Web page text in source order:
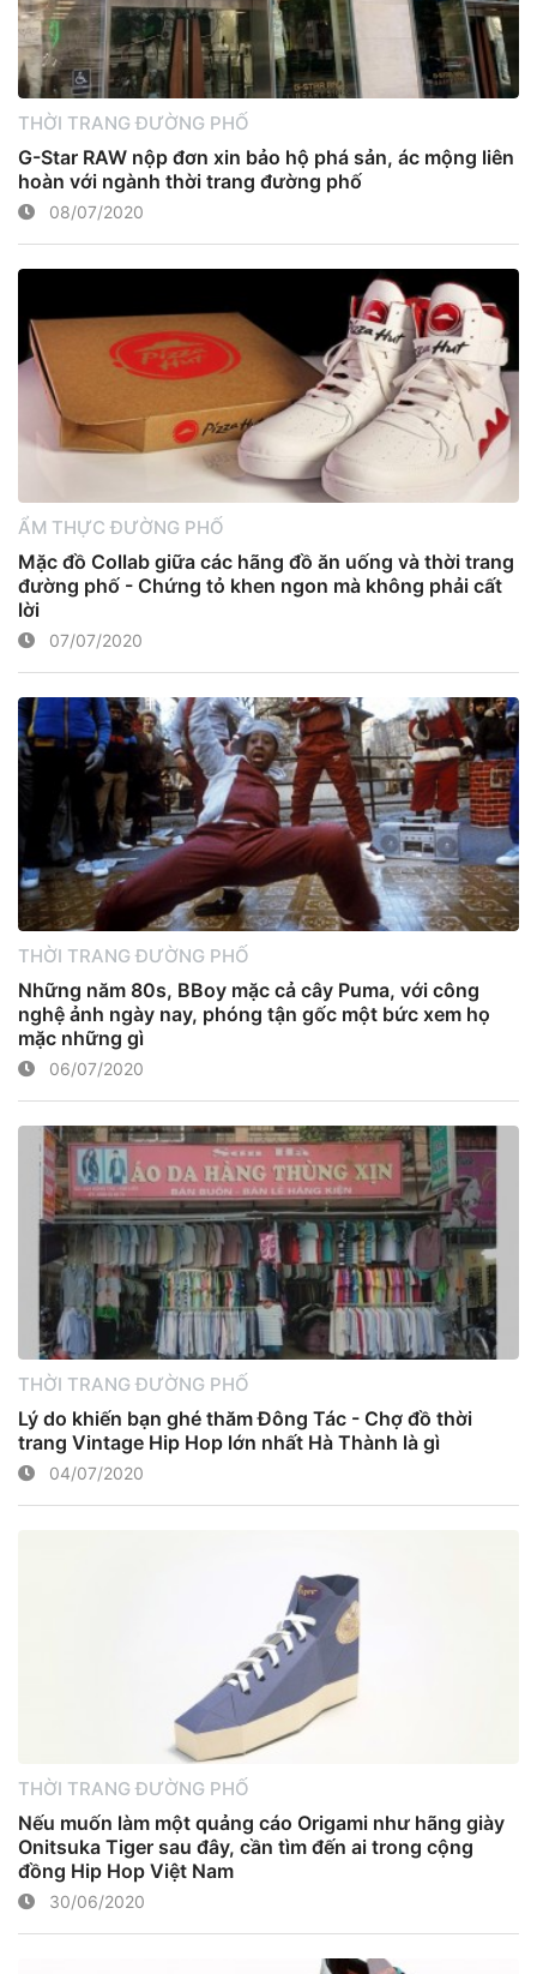
THỜI TRANG ĐƯỜNG PHỐ
G-Star RAW nộp đơn xin bảo hộ phá sản, ác mộng liên
hoàn với ngành thời trang đường phố
08/07/2020
ẨM THỰC ĐƯỜNG PHỐ
Mặc đồ Collab giữa các hãng đồ ăn uống và thời trang
đường phố - Chứng tỏ khen ngon mà không phải cất
lời
07/07/2020
THỜI TRANG ĐƯỜNG PHỐ
Những năm 80s, BBoy mặc cả cây Puma, với công
nghệ ảnh ngày nay, phóng tận gốc một bức xem họ
mặc những gì
06/07/2020
THỜI TRANG ĐƯỜNG PHỐ
Lý do khiến bạn ghé thăm Đông Tác - Chợ đồ thời
trang Vintage Hip Hop lớn nhất Hà Thành là gì
04/07/2020
THỜI TRANG ĐƯỜNG PHỐ
Nếu muốn làm một quảng cáo Origami như hãng giày
Onitsuka Tiger sau đây, cần tìm đến ai trong cộng
đồng Hip Hop Việt Nam
30/06/2020